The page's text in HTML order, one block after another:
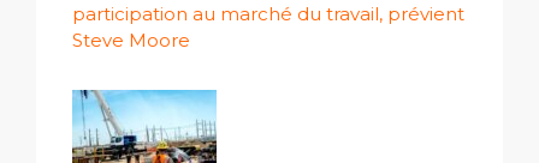
participation au marché du travail, prévient
Steve Moore